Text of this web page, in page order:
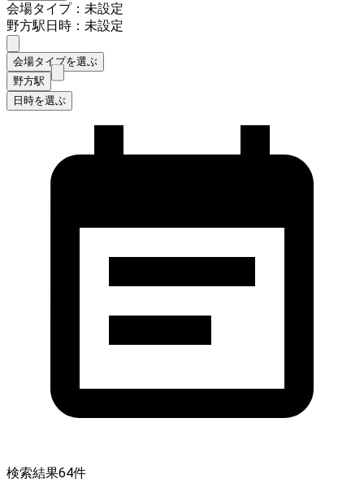
会場タイプ：未設定
野方駅日時：未設定
会場タイプを選ぶ
野方駅
日時を選ぶ
検索結果64件